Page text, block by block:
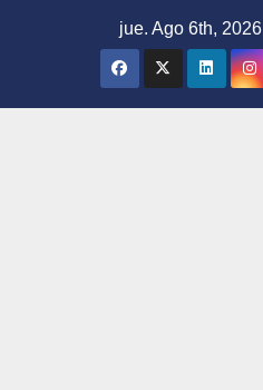
jue. Ago 6th, 2026